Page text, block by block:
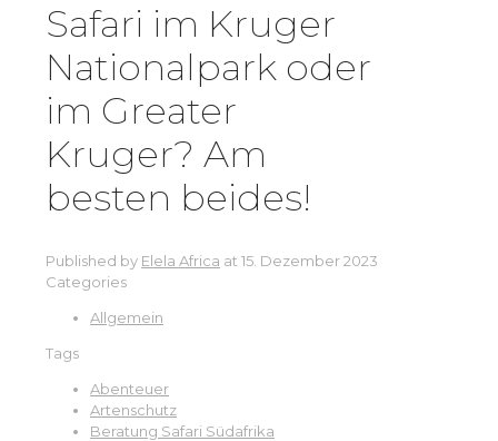
Safari im Kruger
Nationalpark oder
im Greater
Kruger? Am
besten beides!
Published by Elela Africa at 15. Dezember 2023
Categories
Allgemein
Tags
Abenteuer
Artenschutz
Beratung Safari Südafrika